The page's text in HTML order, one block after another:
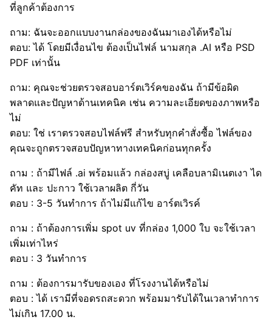
ที่ลูกค้าต้องการ
ถาม: ฉันจะออกแบบงานกล่องของฉันมาเองได้หรือไม่
ตอบ: ได้ โดยมีเงื่อนไข ต้องเป็นไฟล์ นามสกุล .AI หรือ PSD
PDF เท่านั้น
ถาม: คุณจะช่วยตรวจสอบอาร์ตเวิร์คของฉัน ถ้ามีข้อผิด
พลาดและปัญหาด้านเทคนิค เช่น ความละเอียดของภาพหรือ
ไม่
ตอบ: ใช่ เราตรวจสอบไฟล์ฟรี สำหรับทุกคำสั่งซื้อ ไฟล์ของ
คุณจะถูกตรวจสอบปัญหาทางเทคนิคก่อนทุกครั้ง
ถาม : ถ้ามีไฟล์ .ai พร้อมแล้ว กล่องสบู่ เคลือบลามิเนตเงา ได
คัท และ ปะกาว ใช้เวลาผลิต กี่วัน
ตอบ : 3-5 วันทำการ ถ้าไม่มีแก้ไข อาร์ตเวิรค์
ถาม : ถ้าต้องการเพิ่ม spot uv ที่กล่อง 1,000 ใบ จะใช้เวลา
เพิ่มเท่าไหร่
ตอบ : 3 วันทำการ
ถาม : ต้องการมารับของเอง ที่โรงงานได้หรือไม่
ตอบ : ได้ เรามีที่จอดรถสะดวก พร้อมมารับได้ในเวลาทำการ
ไม่เกิน 17.00 น.